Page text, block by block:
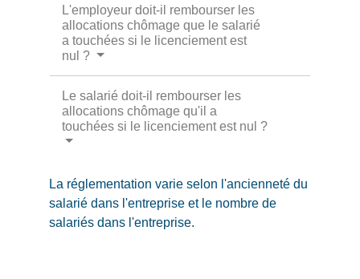
L'employeur doit-il rembourser les
allocations chômage que le salarié
a touchées si le licenciement est
nul ?
Le salarié doit-il rembourser les
allocations chômage qu'il a
touchées si le licenciement est nul ?
La réglementation varie selon l'ancienneté du
salarié dans l'entreprise et le nombre de
salariés dans l'entreprise.